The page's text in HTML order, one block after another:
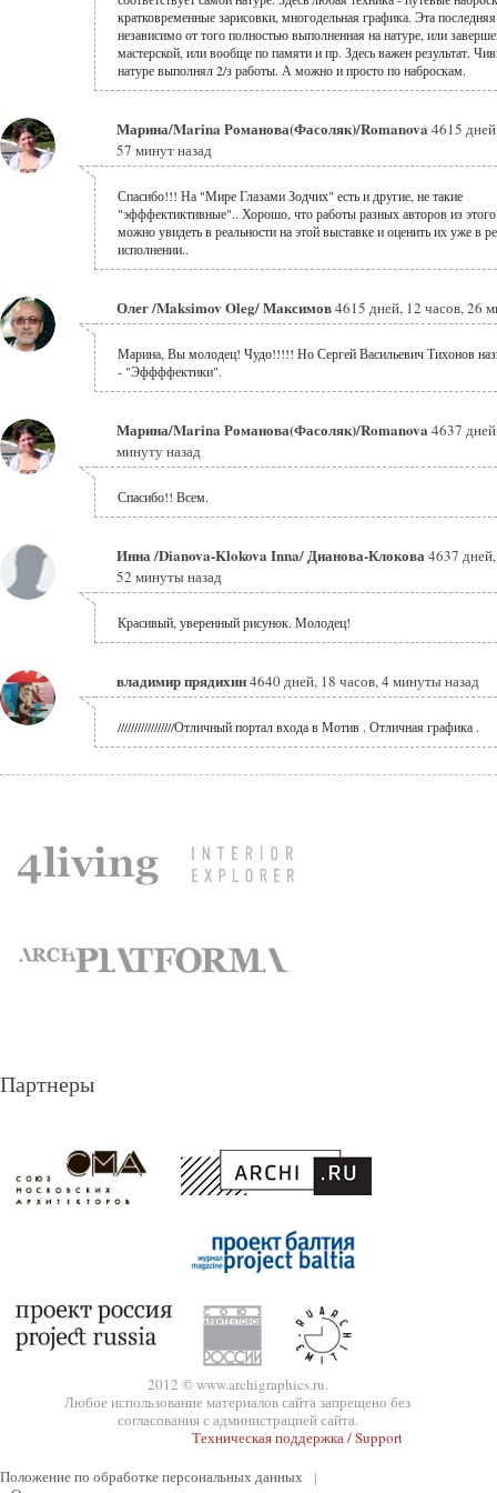
кратковременные зарисовки, многодельная графика. Эта
независимо от того полностью выполненная на натуре, или
мастерской, или вообще по памяти и пр. Здесь важен результат.
натуре выполнял 2/з работы. А можно и просто по наброскам.
Марина/Marina Романова(Фасоляк)/Romanova 4615
57 минут назад
Спасибо!!! На "Мире Глазами Зодчих" есть и другие, не такие
"эфффектиктивные".. Хорошо, что работы разных авторов из этого
можно увидеть в реальности на этой выставке и оценить их уже в
исполнении..
Олег /Maksimov Oleg/ Максимов4615 дней, 12 часов, 26
Марина, Вы молодец! Чудо!!!!! Но Сергей Васильевич Тихонов
- "Эффффектики".
Марина/Marina Романова(Фасоляк)/Romanova 4637
минуту назад
Спасибо!! Всем.
Инна /Dianova-Klokova Inna/ Дианова-Клокова4637
52 минуты назад
Красивый, уверенный рисунок. Молодец!
владимир прядихин4640 дней, 18 часов, 4 минуты назад
/////////////////Отличный портал входа в Мотив . Отличная графика .
Партнеры
2012 © www.archigraphics.ru.
Любое использование материалов сайта запрещено без
согласования с администрацией сайта.
Техническая поддержка / Support
Положение по обработке персональных данных
|